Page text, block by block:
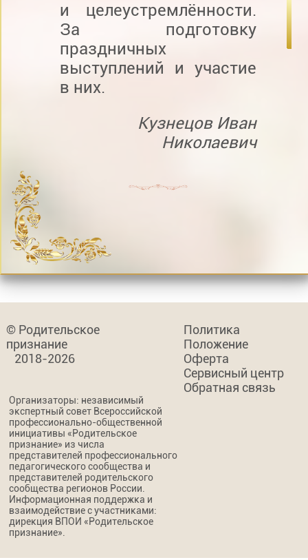
и целеустремлённости.
За подготовку
праздничных
выступлений и участие
в них.
Кузнецов Иван
Николаевич
© Родительское
признание
2018-2026
Политика
Положение
Оферта
Сервисный центр
Обратная связь
Организаторы: независимый
экспертный совет Всероссийской
профессионально-общественной
инициативы «Родительское
признание» из числа
представителей профессионального
педагогического сообщества и
представителей родительского
сообщества регионов России.
Информационная поддержка и
взаимодействие с участниками:
дирекция ВПОИ «Родительское
признание».